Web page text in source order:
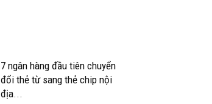
7 ngân hàng đầu tiên chuyển
đổi thẻ từ sang thẻ chip nội
địa...